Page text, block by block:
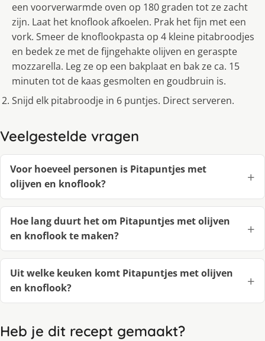
een voorverwarmde oven op 180 graden tot ze zacht
zijn. Laat het knoflook afkoelen. Prak het fijn met een
vork. Smeer de knoflookpasta op 4 kleine pitabroodjes
en bedek ze met de fijngehakte olijven en geraspte
mozzarella. Leg ze op een bakplaat en bak ze ca. 15
minuten tot de kaas gesmolten en goudbruin is.
Snijd elk pitabroodje in 6 puntjes. Direct serveren.
Veelgestelde vragen
Voor hoeveel personen is Pitapuntjes met
olijven en knoflook?
Hoe lang duurt het om Pitapuntjes met olijven
en knoflook te maken?
Uit welke keuken komt Pitapuntjes met olijven
en knoflook?
Heb je dit recept gemaakt?